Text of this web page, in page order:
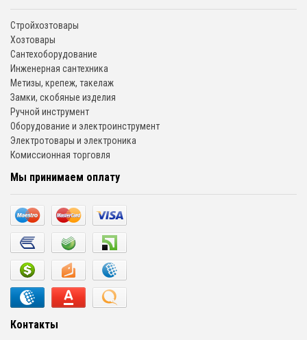
Стройхозтовары
Хозтовары
Сантехоборудование
Инженерная сантехника
Метизы, крепеж, такелаж
Замки, скобяные изделия
Ручной инструмент
Оборудование и электроинструмент
Электротовары и электроника
Комиссионная торговля
Мы принимаем оплату
Контакты